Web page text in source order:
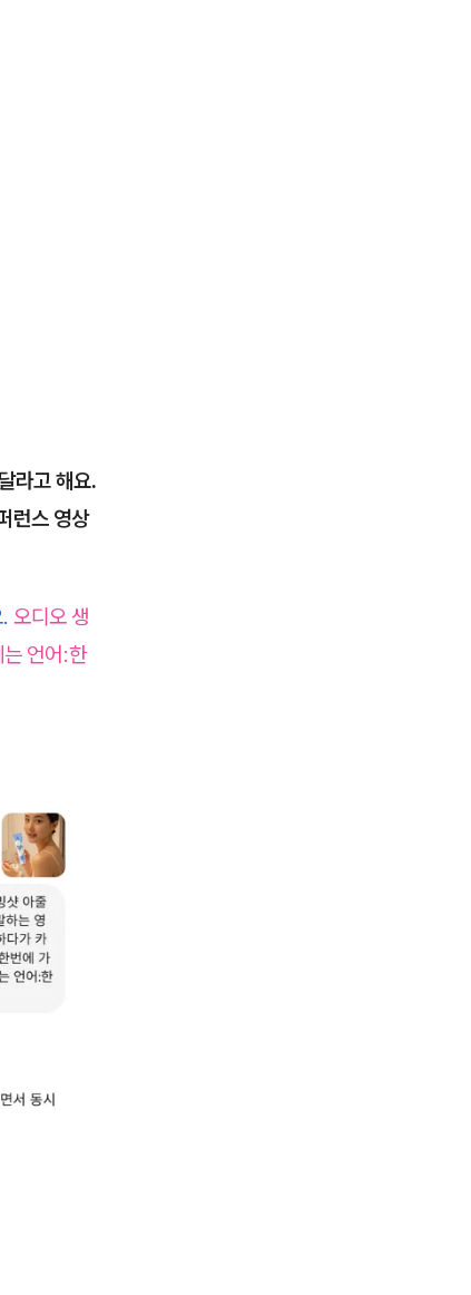
라고 해요.
런스 영상
오디오 생
언어:한